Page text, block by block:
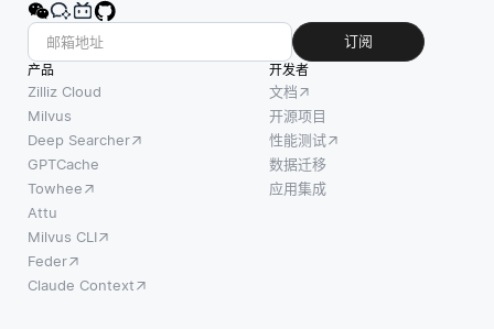
订阅
产品
Zilliz Cloud
Milvus
Deep Searcher
GPTCache
Towhee
Attu
Milvus CLI
Feder
Claude Context
开发者
文档
开源项目
性能测试
数据迁移
应用集成